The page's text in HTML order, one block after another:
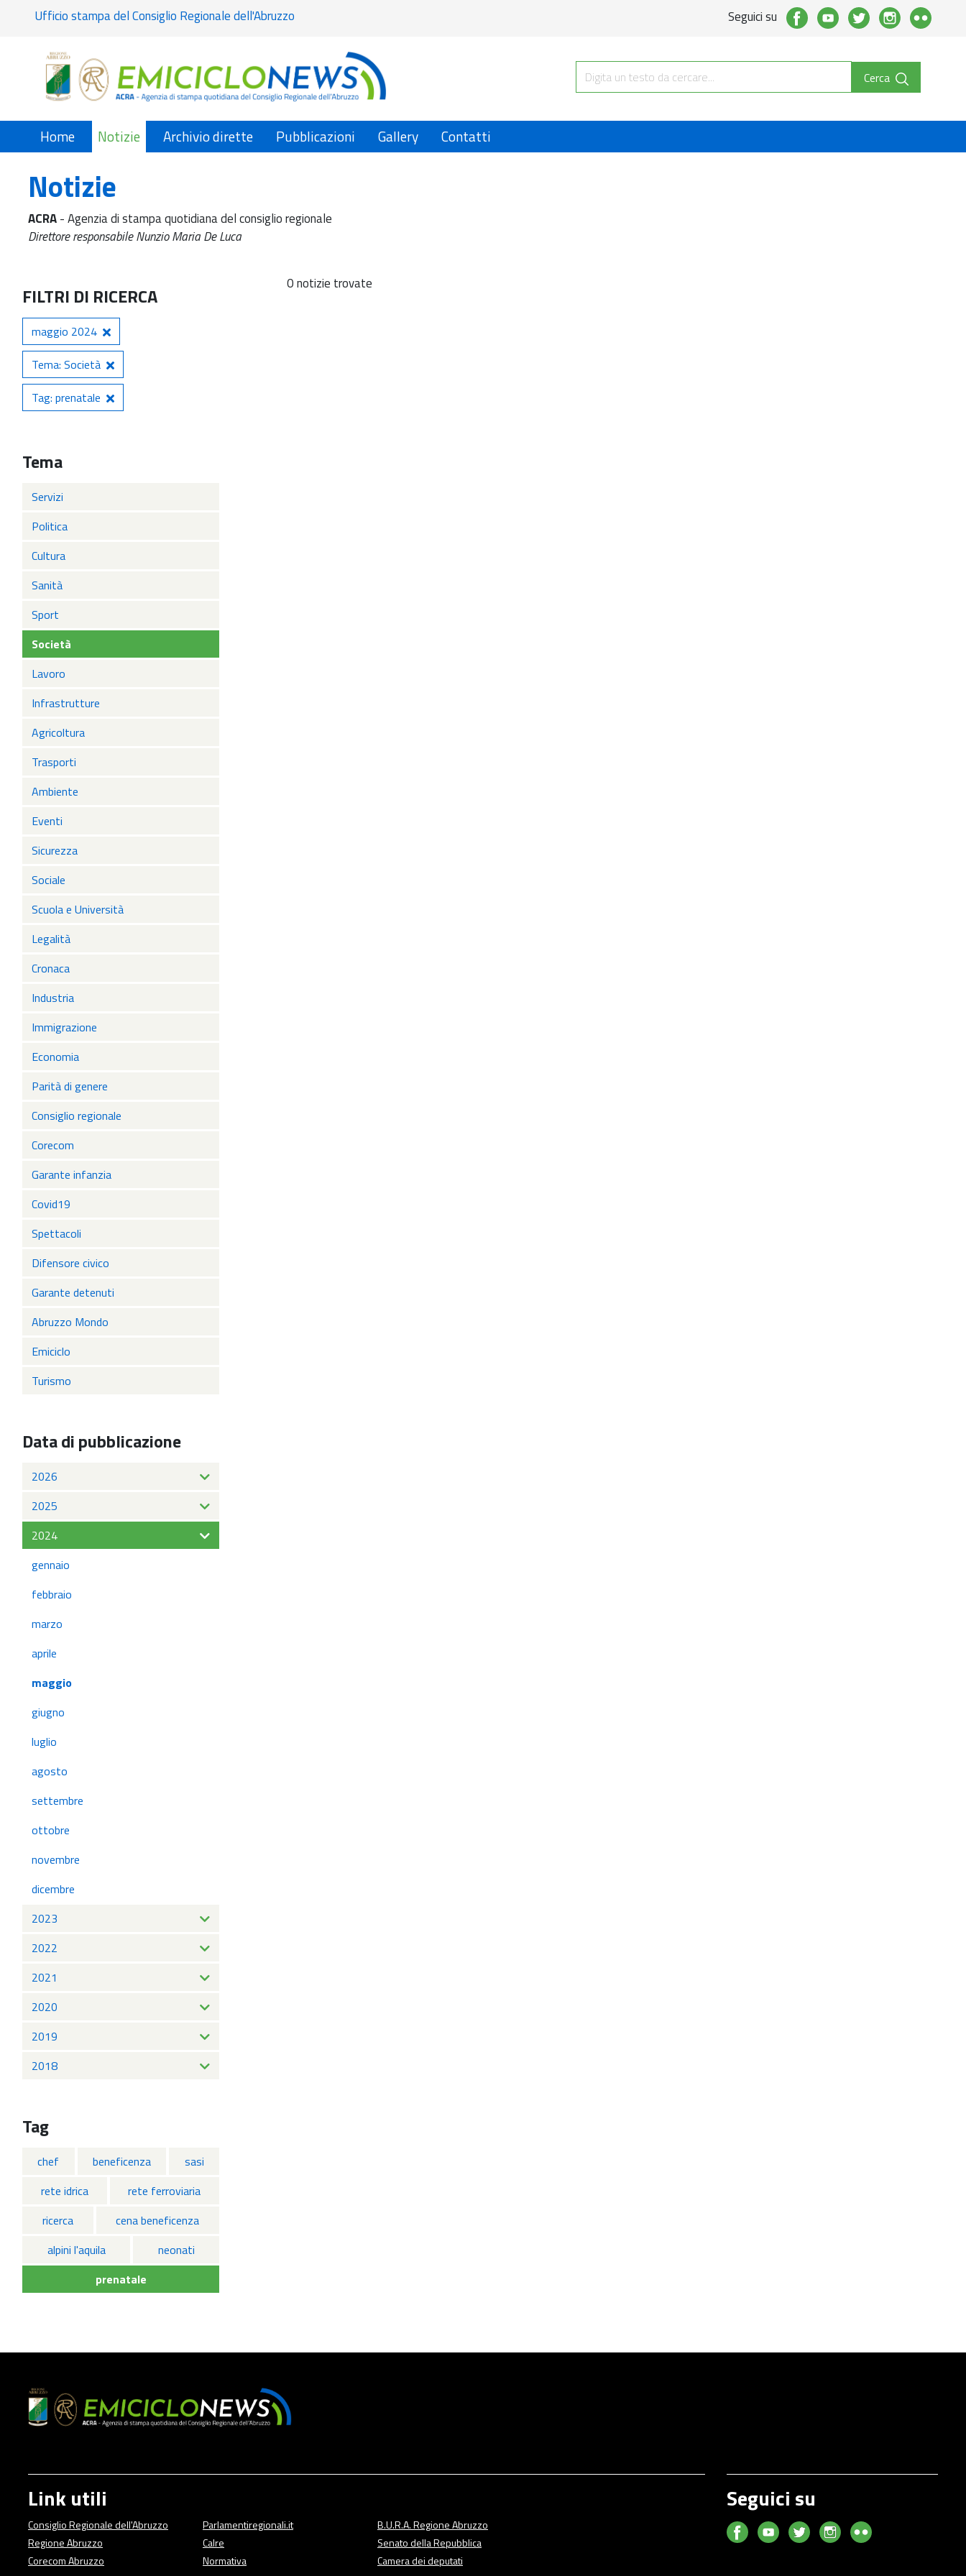
Ufficio stampa del Consiglio Regionale dell'Abruzzo Seguici su
Cerca
Home Notizie Archivio dirette Pubblicazioni Gallery Contatti
Notizie
ACRA- Agenzia di stampa quotidiana del consiglio regionale
Direttore responsabile Nunzio Maria De Luca
FILTRI DI RICERCA
maggio 2024
Tema: Società
Tag: prenatale
Tema
Servizi
Politica
Cultura
Sanità
Sport
Società
Lavoro
Infrastrutture
Agricoltura
Trasporti
Ambiente
Eventi
Sicurezza
Sociale
Scuola e Università
Legalità
Cronaca
Industria
Immigrazione
Economia
Parità di genere
Consiglio regionale
Corecom
Garante infanzia
Covid19
Spettacoli
Difensore civico
Garante detenuti
Abruzzo Mondo
Emiciclo
Turismo
Data di pubblicazione
2026
2025
2024
gennaio
febbraio
marzo
aprile
maggio
giugno
luglio
agosto
settembre
ottobre
novembre
dicembre
2023
2022
2021
2020
2019
2018
Tag
chef beneficenza
sasi
rete idrica
rete ferroviaria
ricerca
cena beneficenza
alpini l'aquila
neonati
prenatale
0 notizie trovate
Link utili
Consiglio Regionale dell'Abruzzo
Regione Abruzzo
Corecom Abruzzo
Parlamentiregionali.it
Calre
Normativa
B.U.R.A. Regione Abruzzo
Senato della Repubblica
Camera dei deputati
Seguici su